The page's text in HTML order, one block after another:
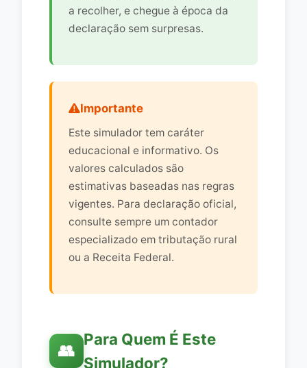
a recolher, e chegue à época da
declaração sem surpresas.
Importante
Este simulador tem caráter
educacional e informativo. Os
valores calculados são
estimativas baseadas nas regras
vigentes. Para declaração oficial,
consulte sempre um contador
especializado em tributação rural
ou a Receita Federal.
👥
Para Quem É Este
Simulador?